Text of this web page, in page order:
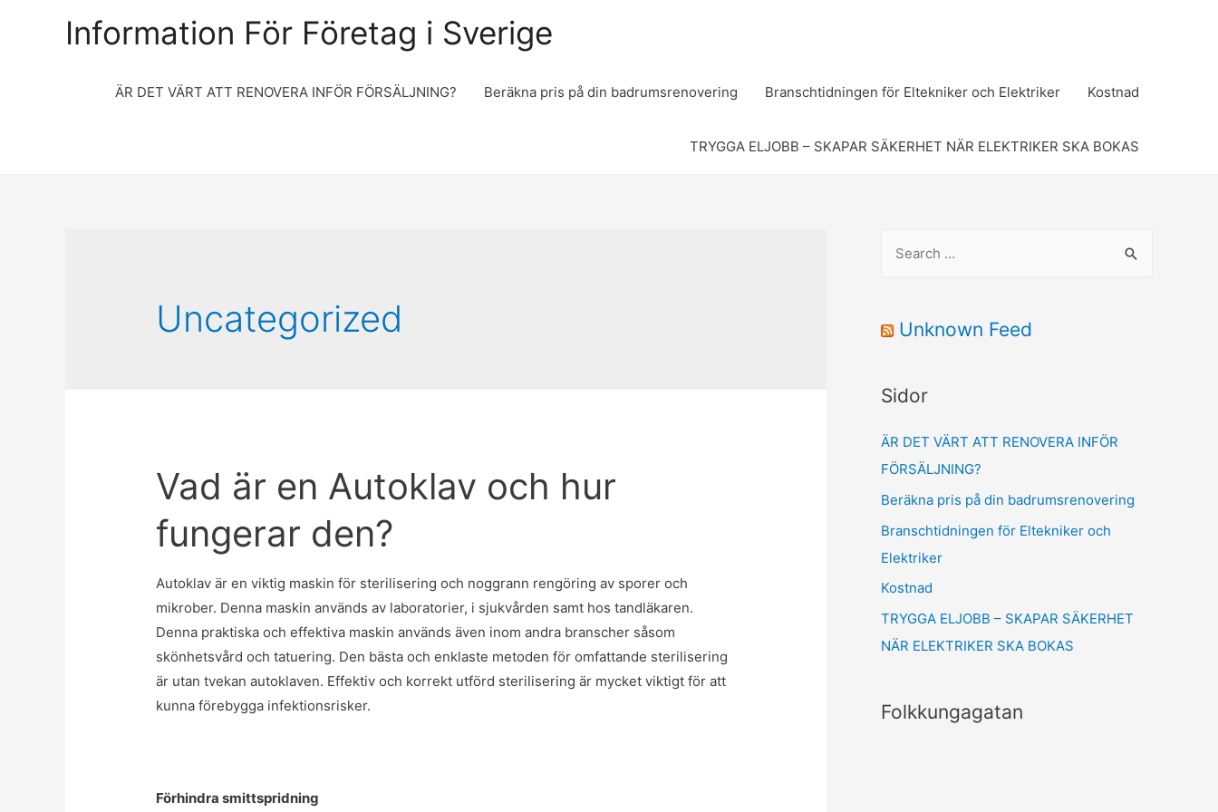
Information För Företag i Sverige
ÄR DET VÄRT ATT RENOVERA INFÖR FÖRSÄLJNING? Beräkna pris på din badrumsrenovering Branschtidningen för Eltekniker och Elektriker Kostnad
TRYGGA ELJOBB – SKAPAR SÄKERHET NÄR ELEKTRIKER SKA BOKAS
Uncategorized
Vad är en Autoklav och hur
fungerar den?
Autoklav är en viktig maskin för sterilisering och noggrann rengöring av sporer och
mikrober. Denna maskin används av laboratorier, i sjukvården samt hos tandläkaren.
Denna praktiska och effektiva maskin används även inom andra branscher såsom
skönhetsvård och tatuering. Den bästa och enklaste metoden för omfattande sterilisering
är utan tvekan autoklaven. Effektiv och korrekt utförd sterilisering är mycket viktigt för att
kunna förebygga infektionsrisker.
Förhindra smittspridning
r
f
o
Unknown Feed
Sidor
ÄR DET VÄRT ATT RENOVERA INFÖR
FÖRSÄLJNING?
Beräkna pris på din badrumsrenovering
Branschtidningen för Eltekniker och
Elektriker
Kostnad
TRYGGA ELJOBB – SKAPAR SÄKERHET
NÄR ELEKTRIKER SKA BOKAS
Folkkungagatan